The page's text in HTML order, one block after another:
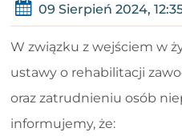
09 Sierpień 2024,
W związku z wejściem w
ustawy o rehabilitacji
oraz zatrudnieniu osób
informujemy, że: